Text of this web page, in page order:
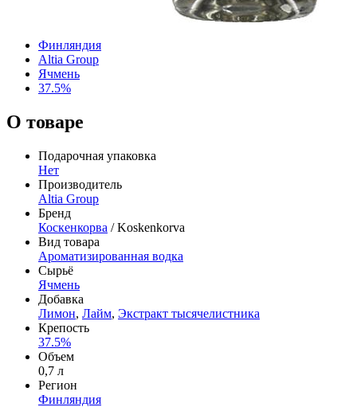
Финляндия
Altia Group
Ячмень
37.5%
О товаре
Подарочная упаковка
Нет
Производитель
Altia Group
Бренд
Коскенкорва / Koskenkorva
Вид товара
Ароматизированная водка
Сырьё
Ячмень
Добавка
Лимон, Лайм, Экстракт тысячелистника
Крепость
37.5%
Объем
0,7 л
Регион
Финляндия